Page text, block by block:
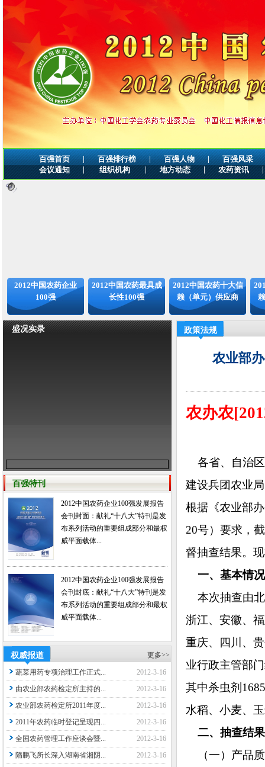
百强首页 | 百强排行榜 | 百强人物 |
百强风采
会议通知
| 组织机构 | 地方动态 | 农药资讯 |
2012中国农药企业
100强
2012中国农药最具成
长性100强
2012中国农药十大信
赖（单元）供应商
盛况实录
百强特刊
2012中国农药企业100强发展报告
会刊封面：献礼“十八大”特刊是发
布系列活动的重要组成部分和最权
威平面载体...
2012中国农药企业100强发展报告
会刊封底：献礼“十八大”特刊是发
布系列活动的重要组成部分和最权
威平面载体...
权威报道 更多>>
蔬菜用药专项治理工作正式...
2012-3-16
由农业部农药检定所主持的...
2012-3-16
农业部农药检定所2011年度...
2012-3-16
2011年农药临时登记呈现四...
2012-3-16
全国农药管理工作座谈会暨...
2012-3-16
隋鹏飞所长深入湖南省湘阴...
2012-3-16
政策法规
农业部
农办农
各省、自治区
建设兵团农业
根据《农业部
20号）要求，
督抽查结果。
一、基本情况
本次抽查由北
浙江、安徽、
重庆、四川、
业行政主管部
其中杀虫剂
水稻、小麦、
二、抽查结果
（一）产品质